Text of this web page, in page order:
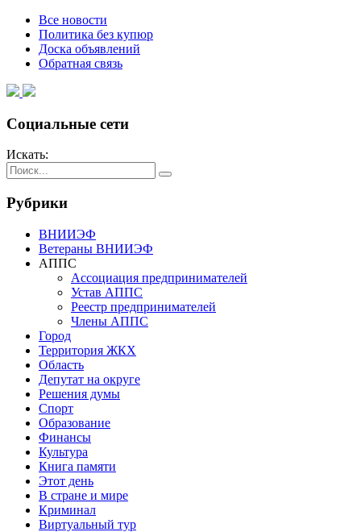
Все новости
Политика без купюр
Доска объявлений
Обратная связь
Социальные сети
Искать:
Рубрики
ВНИИЭФ
Ветераны ВНИИЭФ
АППС
Ассоциация предпринимателей
Устав АППС
Реестр предпринимателей
Члены АППС
Город
Территория ЖКХ
Область
Депутат на округе
Решения думы
Спорт
Образование
Финансы
Культура
Книга памяти
Этот день
В стране и мире
Криминал
Виртуальный тур